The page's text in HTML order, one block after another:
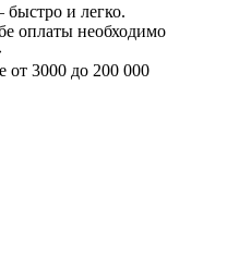
и легко.
оплаты необходимо
от 3000 до 200 000